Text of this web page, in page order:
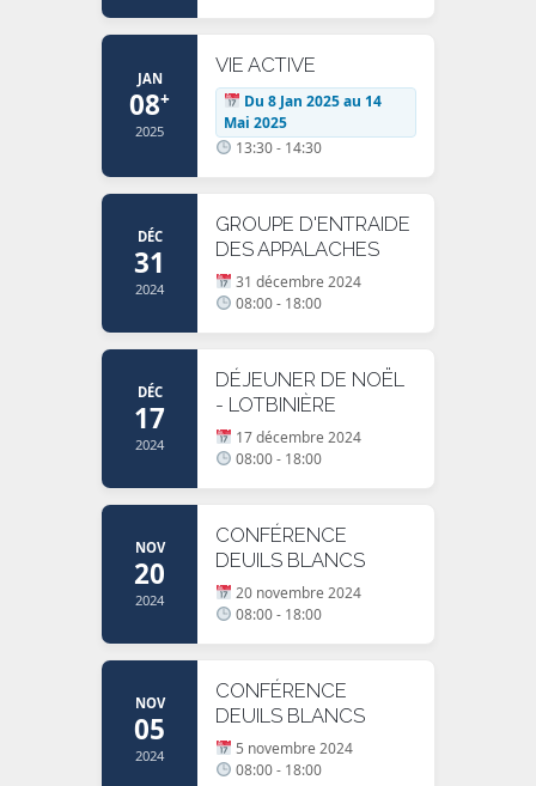
JAN
08+
2025
VIE ACTIVE
Du 8 Jan 2025 au 14
Mai 2025
13:30 - 14:30
DÉC
31
2024
GROUPE D'ENTRAIDE
DES APPALACHES
31 décembre 2024
08:00 - 18:00
DÉC
17
2024
DÉJEUNER DE NOËL
- LOTBINIÈRE
17 décembre 2024
08:00 - 18:00
NOV
20
2024
CONFÉRENCE
DEUILS BLANCS
20 novembre 2024
08:00 - 18:00
NOV
05
2024
CONFÉRENCE
DEUILS BLANCS
5 novembre 2024
08:00 - 18:00